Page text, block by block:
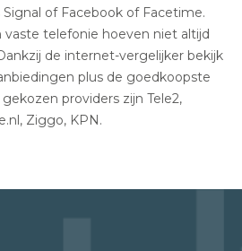
of Facebook of Facetime.
telefonie hoeven niet altijd
de internet-vergelijker bekijk
plus de goedkoopste
providers zijn Tele2,
Ziggo, KPN.